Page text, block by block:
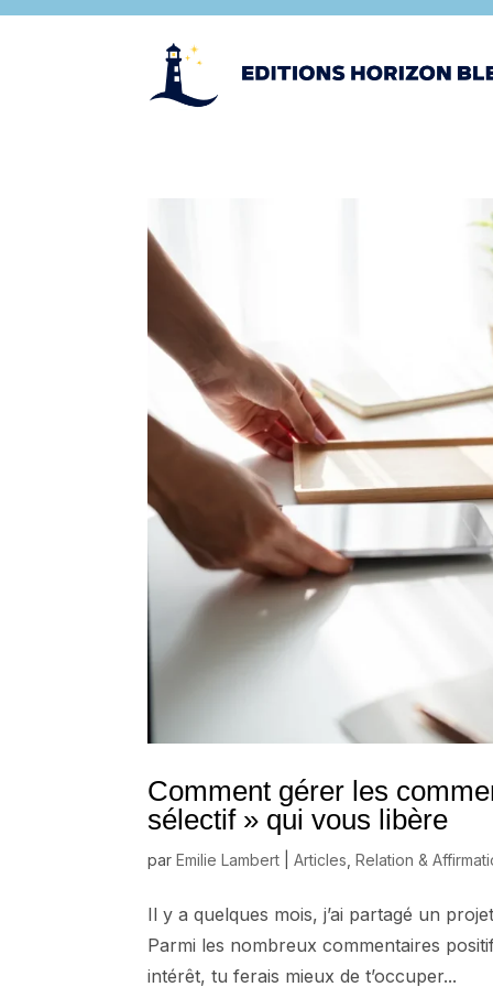
Comment gérer les
sélectif » qui vous libère
parEmilie Lambert |Articles ,Relation &
Il y a quelques mois, j’ai partagé un
Parmi les nombreux commentaires
intérêt, tu ferais mieux de t’occuper...